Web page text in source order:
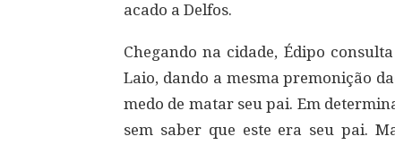
acado a Delfos.
Chegando na cidade, Édipo
Laio, dando a mesma premonição
medo de matar seu pai. Em
sem saber que este era seu pai.